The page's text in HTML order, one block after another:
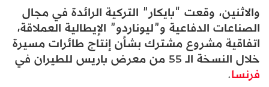
والاثنين، وقعت “بايكار” التركية الرائدة في مجال
الصناعات الدفاعية و”ليوناردو” الإيطالية العملاقة،
اتفاقية مشروع مشترك بشأن إنتاج طائرات مسيرة
خلال النسخة الـ 55 من معرض باريس للطيران في
فرنسا.​​​​​​​